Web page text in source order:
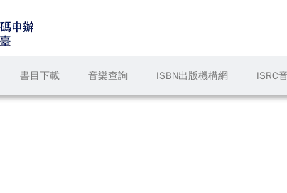
書目下載 音樂查詢 ISBN出版機構網 ISRC